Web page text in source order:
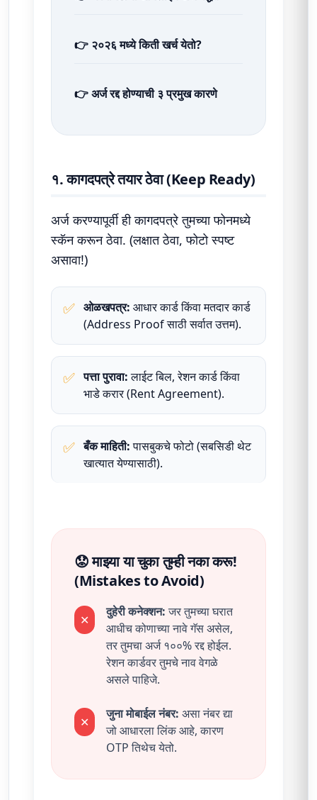
👉 २०२६ मध्ये किती खर्च येतो?
👉 अर्ज रद्द होण्याची ३ प्रमुख कारणे
१. कागदपत्रे तयार ठेवा (Keep Ready)
अर्ज करण्यापूर्वी ही कागदपत्रे तुमच्या फोनमध्ये
स्कॅन करून ठेवा. (लक्षात ठेवा, फोटो स्पष्ट
असावा!)
✅ ओळखपत्र: आधार कार्ड किंवा मतदार कार्ड
(Address Proof साठी सर्वात उत्तम).
✅ पत्ता पुरावा:लाईट बिल, रेशन कार्ड किंवा
भाडे करार (Rent Agreement).
✅ बँक माहिती:पासबुकचे फोटो (सबसिडी थेट
खात्यात येण्यासाठी).
😟 माझ्या या चुका तुम्ही नका करू!
(Mistakes to Avoid)
✕
दुहेरी कनेक्शन:जर तुमच्या घरात
आधीच कोणाच्या नावे गॅस असेल,
तर तुमचा अर्ज १००% रद्द होईल.
रेशन कार्डवर तुमचे नाव वेगळे
असले पाहिजे.
✕
जुना मोबाईल नंबर: असा नंबर द्या
जो आधारला लिंक आहे, कारण
OTP तिथेच येतो.